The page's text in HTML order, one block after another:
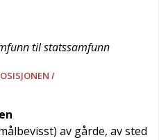
til statssamfunn
I
av gårde, av sted